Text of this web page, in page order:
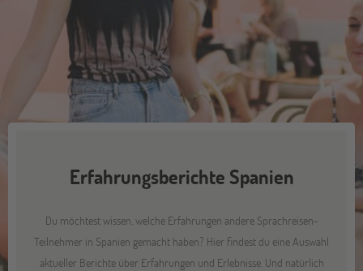
Erfahrungsberichte Spanien
Du möchtest wissen, welche Erfahrungen andere Sprachreisen-
Teilnehmer in Spanien gemacht haben? Hier findest du eine Auswahl
aktueller Berichte über Erfahrungen und Erlebnisse. Und natürlich